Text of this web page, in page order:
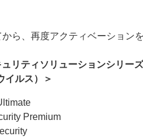
ら、再度アクティベーション
リティソリューションシリー
イルス）＞
Premium